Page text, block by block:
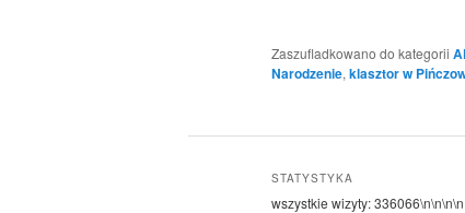
Zaszufladkowano do kategorii
Narodzenie, klasztor w
STATYSTYKA
wszystkie wizyty:336066\n\n\n\n